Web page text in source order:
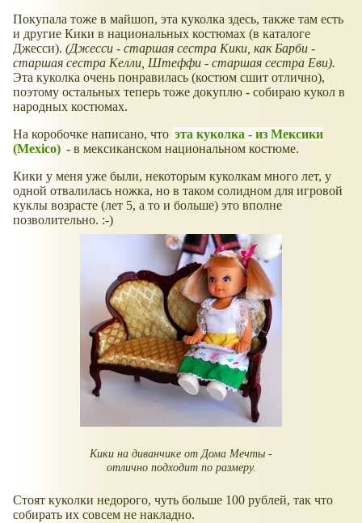
Покупала тоже в майшоп, эта куколка здесь, также там есть
и другие Кики в национальных костюмах (в каталоге
Джесси). (Джесси - старшая сестра Кики, как Барби -
старшая сестра Келли, Штеффи - старшая сестра Еви).
Эта куколка очень понравилась (костюм сшит отлично),
поэтому остальных теперь тоже докуплю - собираю кукол в
народных костюмах.
На коробочке написано, что эта куколка - из Мексики
(Mexico) - в мексиканском национальном костюме.
Кики у меня уже были, некоторым куколкам много лет, у
одной отвалилась ножка, но в таком солидном для игровой
куклы возрасте (лет 5, а то и больше) это вполне
позволительно. :-)
Кики на диванчике от Дома Мечты -
отлично подходит по размеру.
Стоят куколки недорого, чуть больше 100 рублей, так что
собирать их совсем не накладно.